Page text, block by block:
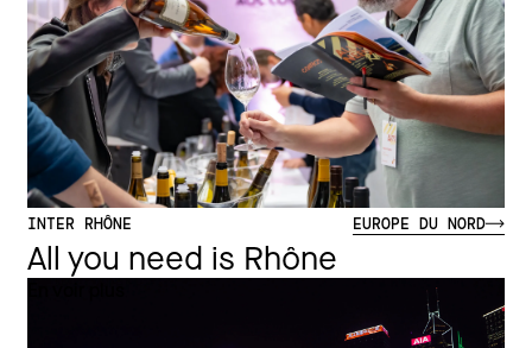
INTER RHÔNE EUROPE DU NORD
All you need is Rhône